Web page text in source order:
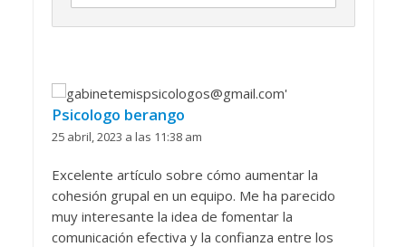
Psicologo berango
25 abril, 2023 a las 11:38 am
Excelente artículo sobre cómo aumentar la
cohesión grupal en un equipo. Me ha parecido
muy interesante la idea de fomentar la
comunicación efectiva y la confianza entre los